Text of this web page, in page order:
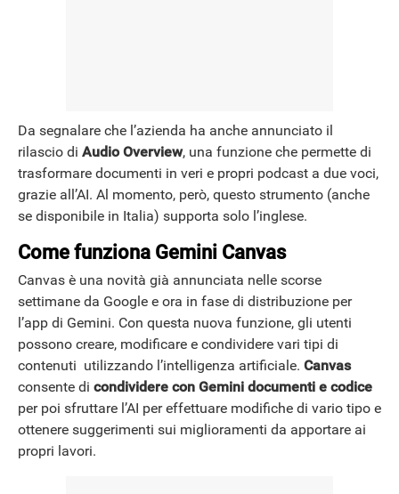
Da segnalare che l’azienda ha anche annunciato il
rilascio di Audio Overview, una funzione che permette di
trasformare documenti in veri e propri podcast a due voci,
grazie all’AI. Al momento, però, questo strumento (anche
se disponibile in Italia) supporta solo l’inglese.
Come funziona Gemini Canvas
Canvas è una novità già annunciata nelle scorse
settimane da Google e ora in fase di distribuzione per
l’app di Gemini. Con questa nuova funzione, gli utenti
possono creare, modificare e condividere vari tipi di
contenuti utilizzando l’intelligenza artificiale. Canvas
consente di condividere con Gemini documenti e codice
per poi sfruttare l’AI per effettuare modifiche di vario tipo e
ottenere suggerimenti sui miglioramenti da apportare ai
propri lavori.